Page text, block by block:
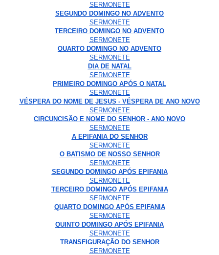
SERMONETE
SEGUNDO DOMINGO NO ADVENTO
SERMONETE
TERCEIRO DOMINGO NO ADVENTO
SERMONETE
QUARTO DOMINGO NO ADVENTO
SERMONETE
DIA DE NATAL
SERMONETE
PRIMEIRO DOMINGO APÓS O NATAL
SERMONETE
VÉSPERA DO NOME DE JESUS - VÉSPERA DE ANO NOVO
SERMONETE
CIRCUNCISÃO E NOME DO SENHOR - ANO NOVO
SERMONETE
A EPIFANIA DO SENHOR
SERMONETE
O BATISMO DE NOSSO SENHOR
SERMONETE
SEGUNDO DOMINGO APÓS EPIFANIA
SERMONETE
TERCEIRO DOMINGO APÓS EPIFANIA
SERMONETE
QUARTO DOMINGO APÓS EPIFANIA
SERMONETE
QUINTO DOMINGO APÓS EPIFANIA
SERMONETE
TRANSFIGURAÇÃO DO SENHOR
SERMONETE